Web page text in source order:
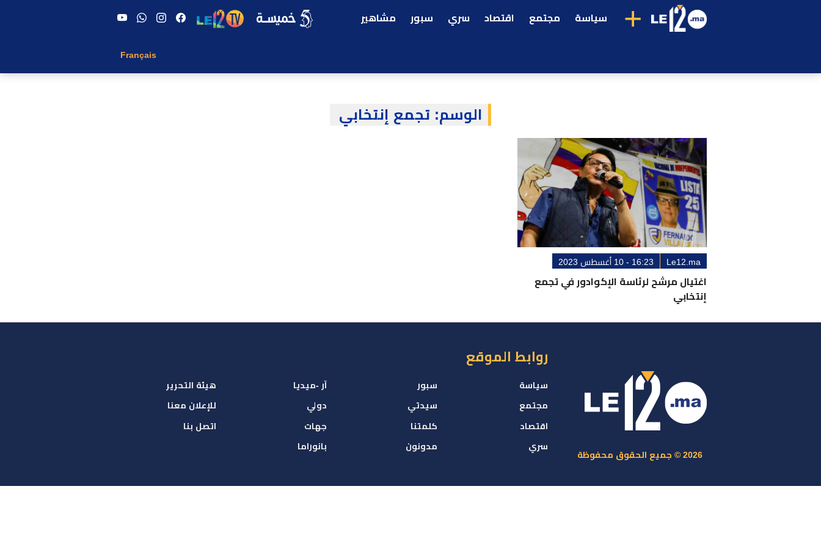
+ سياسة مجتمع اقتصاد سري سبور مشاهير
Français
الوسم: تجمع إنتخابي
Le12.ma 16:23 - 10 أغسطس 2023
اغتيال مرشح لرئاسة الإكوادور في تجمع
إنتخابي
2026 © جميع الحقوق محفوظة
روابط الموقع
سياسة
مجتمع
اقتصاد
سري
سبور
سيدتي
كلمتنا
مدونون
آر -ميديا
دولي
جهات
بانوراما
هيئة التحرير
للإعلان معنا
اتصل بنا